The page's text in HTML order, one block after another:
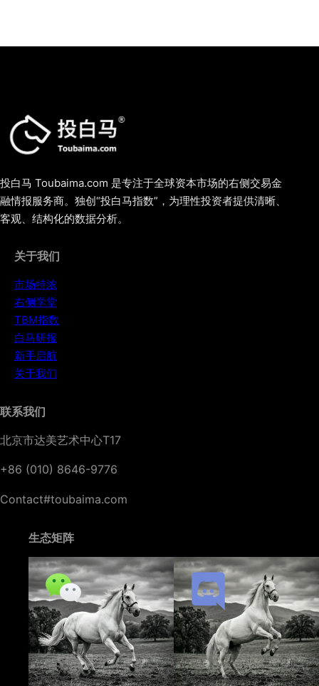
投白马 Toubaima.com 是专注于全球资本市场的右侧交易金
融情报服务商。独创“投白马指数”，为理性投资者提供清晰、
客观、结构化的数据分析。
关于我们
市场特浓
右侧学堂
TBM指数
白马研报
新手启航
关于我们
联系我们
北京市达美艺术中心T17
+86 (010) 8646-9776
Contact#toubaima.com
生态矩阵